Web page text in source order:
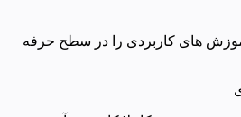
آموزش های کاربردی را در سطح حرفه